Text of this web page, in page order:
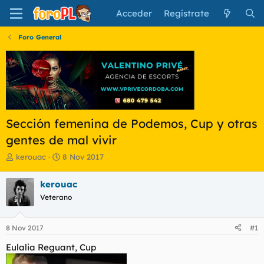
Acceder Regístrate
Foro General
Sección femenina de Podemos, Cup y otras
gentes de mal vivir
I
i
c
i
a
d
o
d
kerouac
F
h
a
e
i
8 Nov 2017
kerouac
Veterano
8 Nov 2017 #1
Eulalia Reguant, Cup